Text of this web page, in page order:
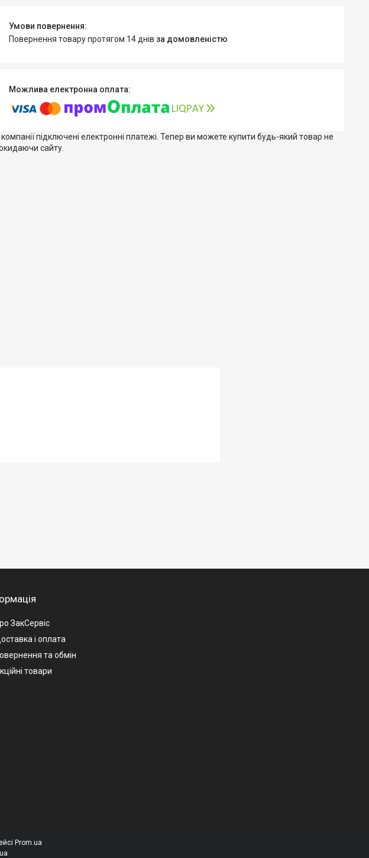
повернення товару протягом 14 днів за домовленістю
підключені електронні платежі. Тепер ви можете купити будь-який товар не
сайту.
ЗакСервіс
і оплата
та обмін
товари
Prom.ua